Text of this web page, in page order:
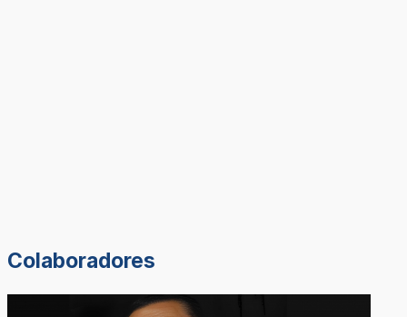
Colaboradores